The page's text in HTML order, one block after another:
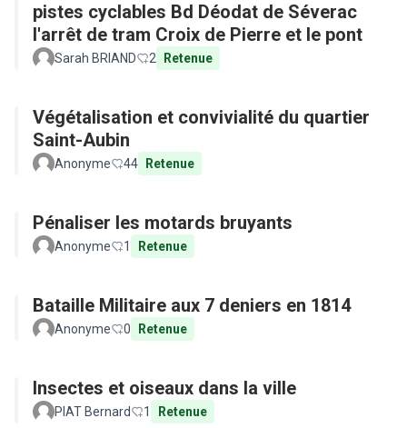
pistes cyclables Bd Déodat de Séverac
l'arrêt de tram Croix de Pierre et le pont
Sarah BRIAND 2 Retenue
Végétalisation et convivialité du quartier
Saint-Aubin
Anonyme 44 Retenue
Pénaliser les motards bruyants
Anonyme 1 Retenue
Bataille Militaire aux 7 deniers en 1814
Anonyme 0 Retenue
Insectes et oiseaux dans la ville
PIAT Bernard 1 Retenue